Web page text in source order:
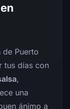
de Puerto
tus días con
,
una
ánimo a